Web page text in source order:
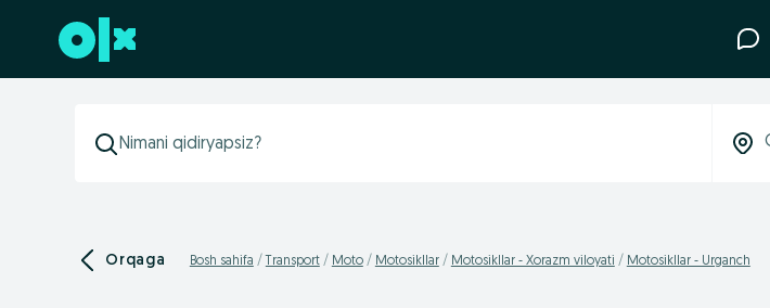
Futerga oʻtish
Orqaga Bosh sahifa Transport Moto Motosikllar Motosikllar - Xorazm viloyati Motosikllar - Urganch